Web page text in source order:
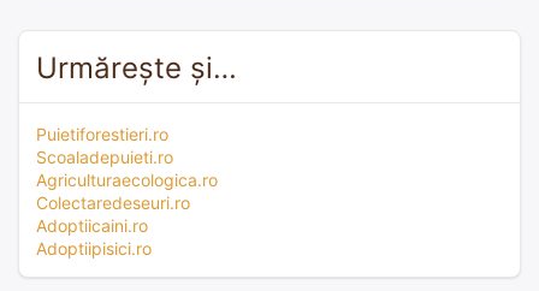
Urmărește și…
Puietiforestieri.ro
Scoaladepuieti.ro
Agriculturaecologica.ro
Colectaredeseuri.ro
Adoptiicaini.ro
Adoptiipisici.ro